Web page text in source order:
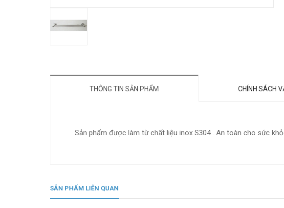
THÔNG TIN SẢN PHẨM CHÍNH SÁCH
Sản phẩm được làm từ chất liệu inox S304 . An toàn cho sức
SẢN PHẨM LIÊN QUAN